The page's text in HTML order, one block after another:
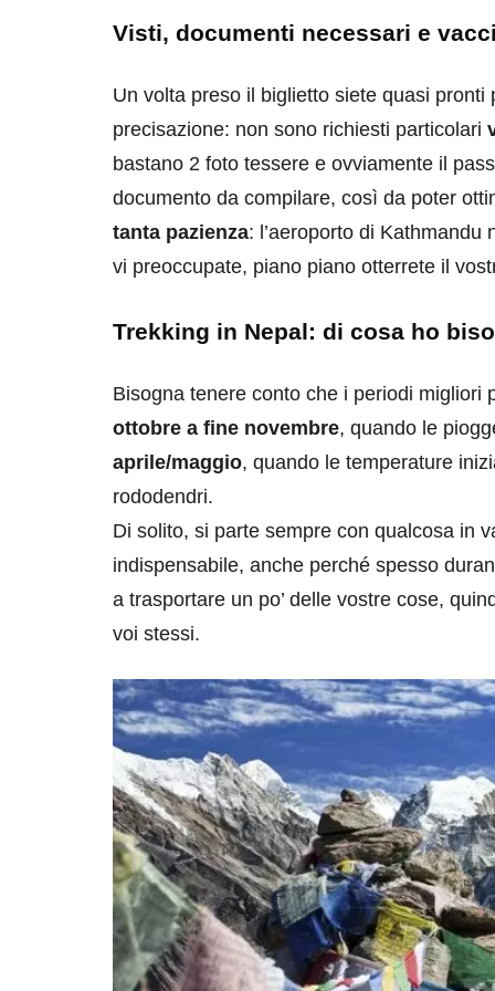
Visti, documenti necessari e
Un volta preso il biglietto siete quasi
precisazione: non sono richiesti particolari
bastano 2 foto tessere e ovviamente il
documento da compilare, così da poter
tanta pazienza: l’aeroporto di
vi preoccupate, piano piano otterrete il
Trekking in Nepal: di cosa ho
Bisogna tenere conto che i periodi migliori
ottobre a fine novembre, quando le
aprile/maggio, quando le temperature
rododendri.
Di solito, si parte sempre con qualcosa in
indispensabile, anche perché spesso
a trasportare un po’ delle vostre cose,
voi stessi.